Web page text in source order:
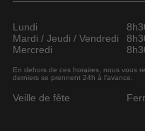
Lundi
Mardi / Jeudi / Vendredi
Mercredi
En dehors de ces horaires, nous vous
derniers se prennent 24h à l’avance.
Veille de fête